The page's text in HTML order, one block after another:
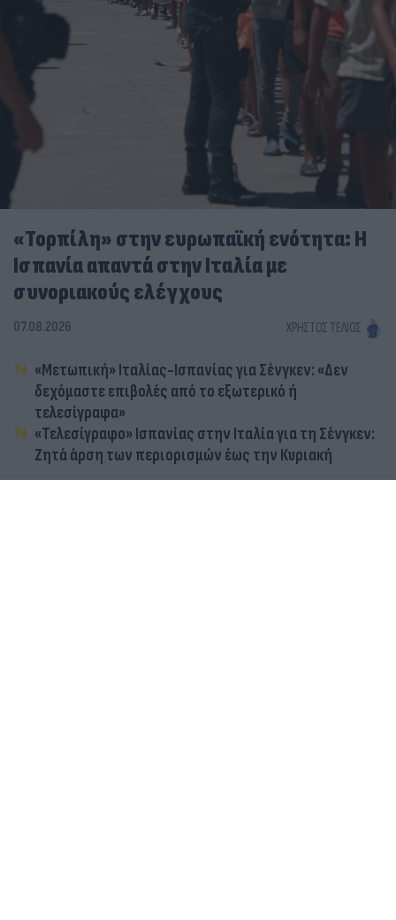
«Τορπίλη» στην ευρωπαϊκή ενότητα: Η
Ισπανία απαντά στην Ιταλία με
συνοριακούς ελέγχους
07.08.2026 ΧΡΉΣΤΟΣ ΤΈΛΙΟΣ
«Μετωπική» Ιταλίας-Ισπανίας για Σένγκεν: «Δεν
δεχόμαστε επιβολές από το εξωτερικό ή
τελεσίγραφα»
«Τελεσίγραφο» Ισπανίας στην Ιταλία για τη Σένγκεν:
Ζητά άρση των περιορισμών έως την Κυριακή